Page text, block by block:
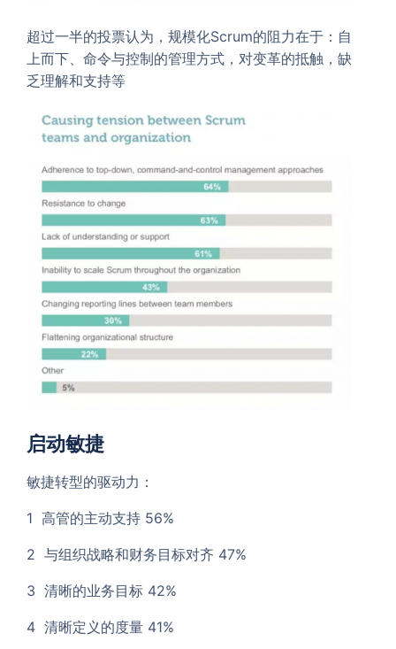
超过一半的投票认为，规模化Scrum的阻力在于：自
上而下、命令与控制的管理方式，对变革的抵触，缺
乏理解和支持等
启动敏捷
敏捷转型的驱动力：
1 高管的主动支持 56%
2 与组织战略和财务目标对齐 47%
3 清晰的业务目标 42%
4 清晰定义的度量 41%